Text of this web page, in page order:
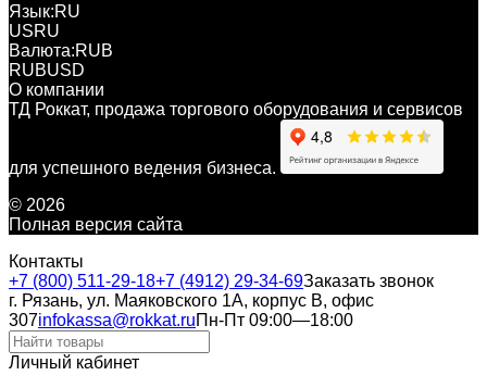
Язык:RU
USRU
Валюта:RUB
RUBUSD
О компании
ТД Роккат, продажа торгового оборудования и сервисов
для успешного ведения бизнеса.
© 2026
Полная версия сайта
Контакты
+7 (800) 511-29-18+7 (4912) 29-34-69Заказать звонок
г. Рязань, ул. Маяковского 1А, корпус B, офис
307infokassa@rokkat.ruПн-Пт 09:00—18:00
Личный кабинет